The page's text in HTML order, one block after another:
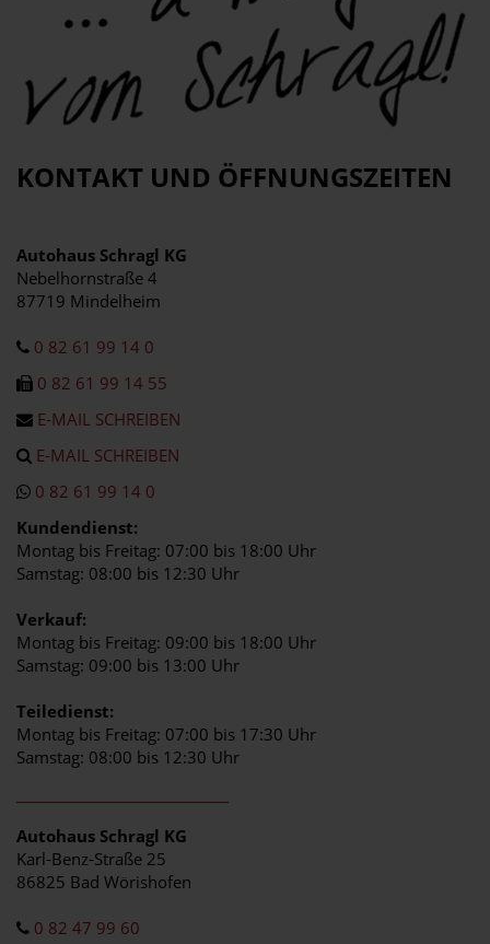
KONTAKT UND ÖFFNUNGSZEITEN
Autohaus Schragl KG
Nebelhornstraße 4
87719 Mindelheim
0 82 61 99 14 0
0 82 61 99 14 55
E-MAIL SCHREIBEN
E-MAIL SCHREIBEN
0 82 61 99 14 0
Kundendienst:
Montag bis Freitag: 07:00 bis 18:00 Uhr
Samstag: 08:00 bis 12:30 Uhr
Verkauf:
Montag bis Freitag: 09:00 bis 18:00 Uhr
Samstag: 09:00 bis 13:00 Uhr
Teiledienst:
Montag bis Freitag: 07:00 bis 17:30 Uhr
Samstag: 08:00 bis 12:30 Uhr
Autohaus Schragl KG
Karl-Benz-Straße 25
86825 Bad Wörishofen
0 82 47 99 60